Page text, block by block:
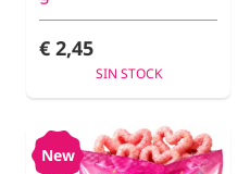
€ 2,45
SIN STOCK
New